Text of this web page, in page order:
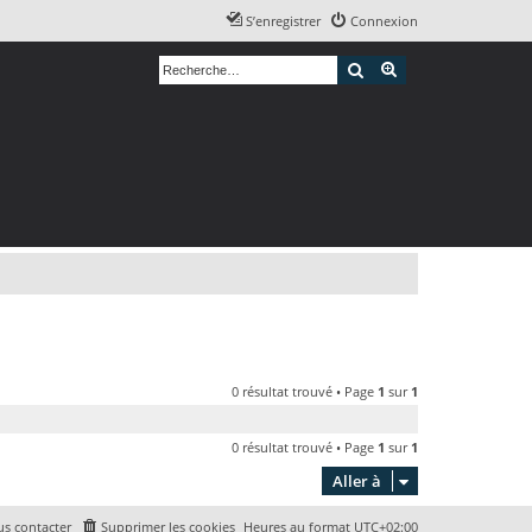
Connexion
S’enregistrer
Rechercher
0 résultat trouvé • Page 1 sur 1
0 résultat trouvé • Page 1 sur 1
Aller à
Heures au format UTC+02:00
Supprimer les cookies
contacter